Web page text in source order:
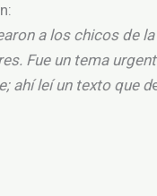
a los chicos de
Fue un tema
ahí leí un texto que d